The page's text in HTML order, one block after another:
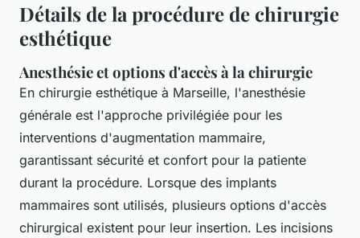
Détails de la procédure de chirurgie
esthétique
Anesthésie et options d'accès à la chirurgie
En chirurgie esthétique à Marseille, l'anesthésie
générale est l'approche privilégiée pour les
interventions d'augmentation mammaire,
garantissant sécurité et confort pour la patiente
durant la procédure. Lorsque des implants
mammaires sont utilisés, plusieurs options d'accès
chirurgical existent pour leur insertion. Les incisions